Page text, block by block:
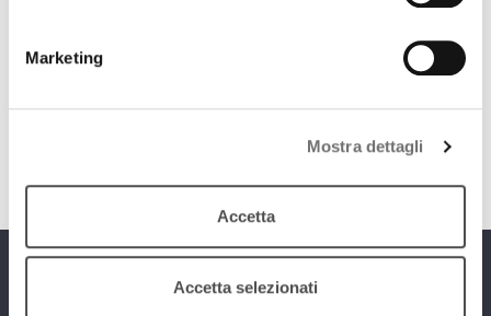
Marketing
Mostra dettagli
Accetta
Accetta selezionati
Lasciati contagiare dalla musica dell’Emilia-
Programmi